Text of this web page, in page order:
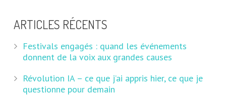
ARTICLES RÉCENTS
Festivals engagés : quand les événements
donnent de la voix aux grandes causes
Révolution IA – ce que j’ai appris hier, ce que je
questionne pour demain